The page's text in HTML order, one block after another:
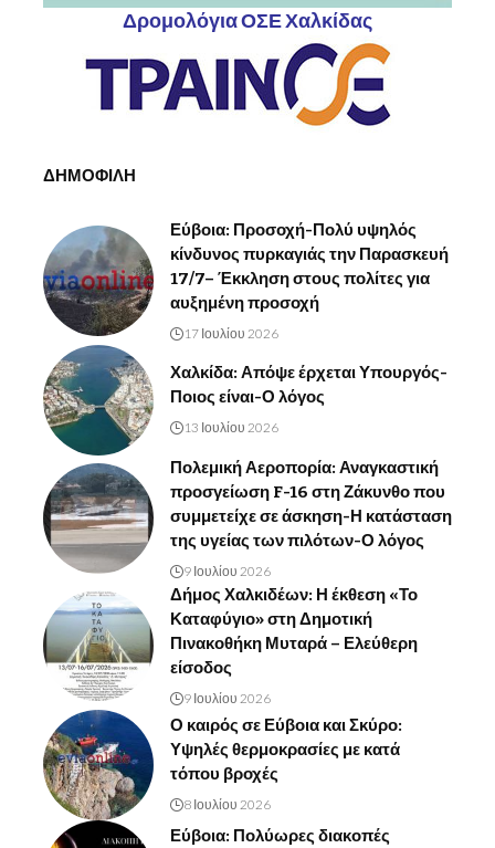
Δρομολόγια ΟΣΕ Χαλκίδας
ΔΗΜΟΦΙΛΗ
Εύβοια: Προσοχή-Πολύ υψηλός
κίνδυνος πυρκαγιάς την Παρασκευή
17/7– Έκκληση στους πολίτες για
αυξημένη προσοχή
17 Ιουλίου 2026
Χαλκίδα: Απόψε έρχεται Υπουργός-
Ποιος είναι-Ο λόγος
13 Ιουλίου 2026
Πολεμική Αεροπορία: Αναγκαστική
προσγείωση F-16 στη Ζάκυνθο που
συμμετείχε σε άσκηση-Η κατάσταση
της υγείας των πιλότων-Ο λόγος
9 Ιουλίου 2026
Δήμος Χαλκιδέων: Η έκθεση «Το
Καταφύγιο» στη Δημοτική
Πινακοθήκη Μυταρά – Ελεύθερη
είσοδος
9 Ιουλίου 2026
Ο καιρός σε Εύβοια και Σκύρο:
Υψηλές θερμοκρασίες με κατά
τόπου βροχές
8 Ιουλίου 2026
Εύβοια: Πολύωρες διακοπές